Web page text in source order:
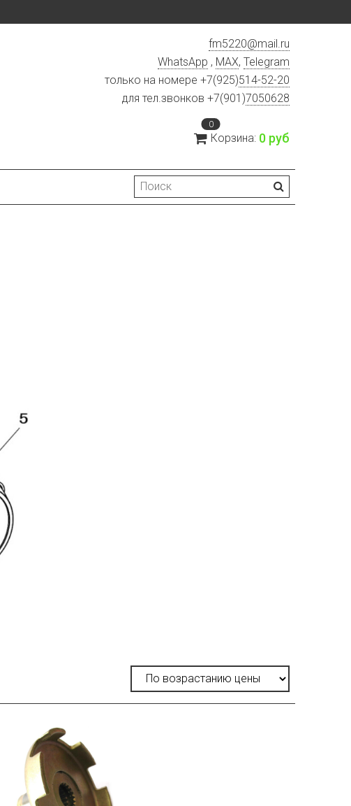
fm5220@mail.ru
WhatsApp , MAX, Telegram
только на номере +7(925)514-52-20
для тел.звонков +7(901)7050628
0
Корзина: 0 руб